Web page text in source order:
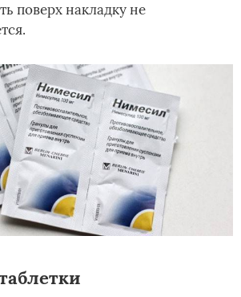
поверх накладку не